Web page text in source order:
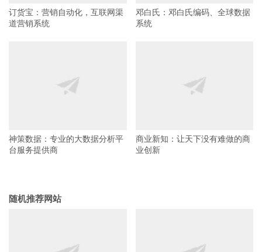
订货宝：营销自动化，互联网渠
道营销系统
邓白氏：邓白氏编码、全球数据
系统
神策数据：专业的大数据分析平
台服务提供商
商业新知：让天下没有难做的商
业创新
随机推荐网站